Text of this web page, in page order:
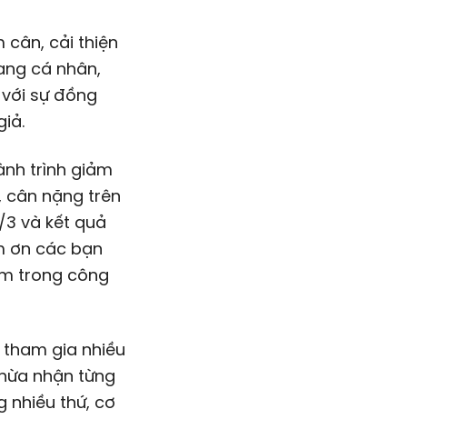
cân, cải thiện
cá nhân,
sự đồng
trình giảm
cân nặng trên
3 và kết quả
ơn các bạn
trong công
gia nhiều
nhận từng
nhiều thứ, cơ